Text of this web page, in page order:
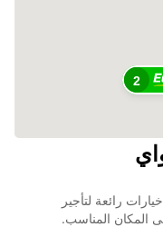
2
رائعة لتأجير
المكان المناسب.